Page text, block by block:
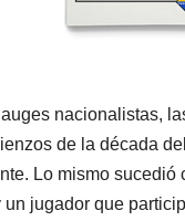
nacionalistas,
de la década
Lo mismo
jugador que